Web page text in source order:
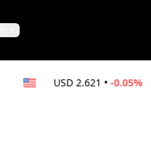
-0.05% RUB